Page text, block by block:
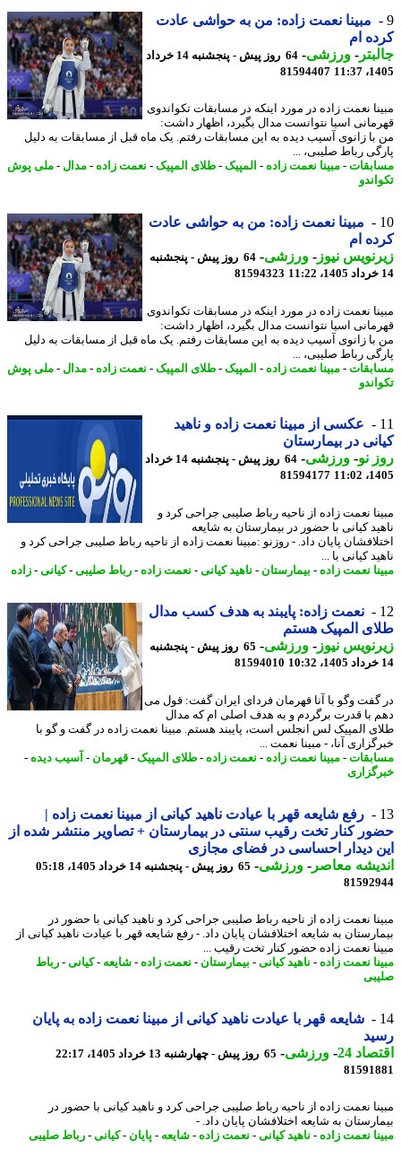
مبینا نعمت زاده: من به حواشی عادت
ام
-ورزشی-
64 روز پیش - پنجشنبه 14 خرداد
81594407
نعمت زاده در مورد اینکه در مسابقات تکواندوی
اسیا نتوانست مدال بگیرد، اظهار داشت:
زانوی آسیب دیده به این مسابقات رفتم. یک ماه قبل از مسابقات به دلیل
رباط صلیبی، ...
-مبینا نعمت زاده - المپیک-طلای المپیک-نعمت زاده - مدال-ملی پوش
مبینا نعمت زاده: من به حواشی عادت
ام
نیوز-ورزشی-
64 روز پیش - پنجشنبه
81594323
نعمت زاده در مورد اینکه در مسابقات تکواندوی
اسیا نتوانست مدال بگیرد، اظهار داشت:
زانوی آسیب دیده به این مسابقات رفتم. یک ماه قبل از مسابقات به دلیل
رباط صلیبی، ...
-مبینا نعمت زاده - المپیک-طلای المپیک-نعمت زاده - مدال-ملی پوش
عکسی از مبینا نعمت زاده و ناهید
در بیمارستان
نو- ورزشی-
64 روز پیش - پنجشنبه 14 خرداد
81594177
نعمت زاده از ناحیه رباط صلیبی جراحی کرد و
کیانی با حضور در بیمارستان به شایعه
پایان داد. - روزنو :مبینا نعمت زاده از ناحیه رباط صلیبی جراحی کرد و
کیانی با ...
نعمت زاده - بیمارستان-ناهید کیانی-نعمت زاده - رباط صلیبی-کیانی-زاده
نعمت زاده: پایبند به هدف کسب مدال
المپیک هستم
نیوز-ورزشی-
65 روز پیش - پنجشنبه
81594010
وگو با آنا قهرمان فردای ایران گفت: قول می
با قدرت برگردم و به هدف اصلی ام که مدال
المپیک لس انجلس است، پایبند هستم. مبینا نعمت زاده در گفت و گو با
آنا، - مبینا نعمت ...
-مبینا نعمت زاده - نعمت زاده - طلای المپیک-قهرمان -آسیب دیده -
رفع شایعه قهر با عیادت ناهید کیانی از مبینا نعمت زاده |
کنار تخت رقیب سنتی در بیمارستان + تصاویر منتشر شده از
دیدار احساسی در فضای مجازی
معاصر-ورزشی-65 روز پیش - پنجشنبه 14 خرداد 1405، 05:18
نعمت زاده از ناحیه رباط صلیبی جراحی کرد و ناهید کیانی با حضور در
به شایعه اختلافشان پایان داد. - رفع شایعه قهر با عیادت ناهید کیانی از
نعمت زاده حضور کنار تخت رقیب ...
نعمت زاده - ناهید کیانی-بیمارستان-نعمت زاده - شایعه-کیانی-رباط
شایعه قهر با عیادت ناهید کیانی از مبینا نعمت زاده به پایان
24
-ورزشی-65 روز پیش - چهارشنبه 13 خرداد 1405، 22:17
نعمت زاده از ناحیه رباط صلیبی جراحی کرد و ناهید کیانی با حضور در
به شایعه اختلافشان پایان داد. -
نعمت زاده - ناهید کیانی-نعمت زاده - شایعه-پایان-کیانی-رباط صلیبی